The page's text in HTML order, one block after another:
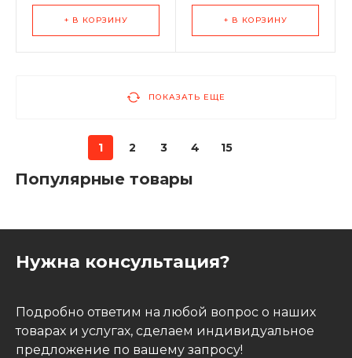
+ В КОРЗИНУ + В КОРЗИНУ
ПОКАЗАТЬ ЕЩЕ
1 2 3 4 15
Популярные товары
Нужна консультация?
Подробно ответим на любой вопрос о наших
товарах и услугах, сделаем индивидуальное
предложение по вашему запросу!